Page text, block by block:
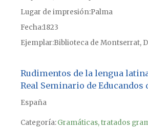
Lugar de impresiónPalma
Fecha1823
Ejemplar Biblioteca de Montserrat, D
Rudimentos de la lengua
Real Seminario de Educandos
España
Categoría:Gramáticas, tratados